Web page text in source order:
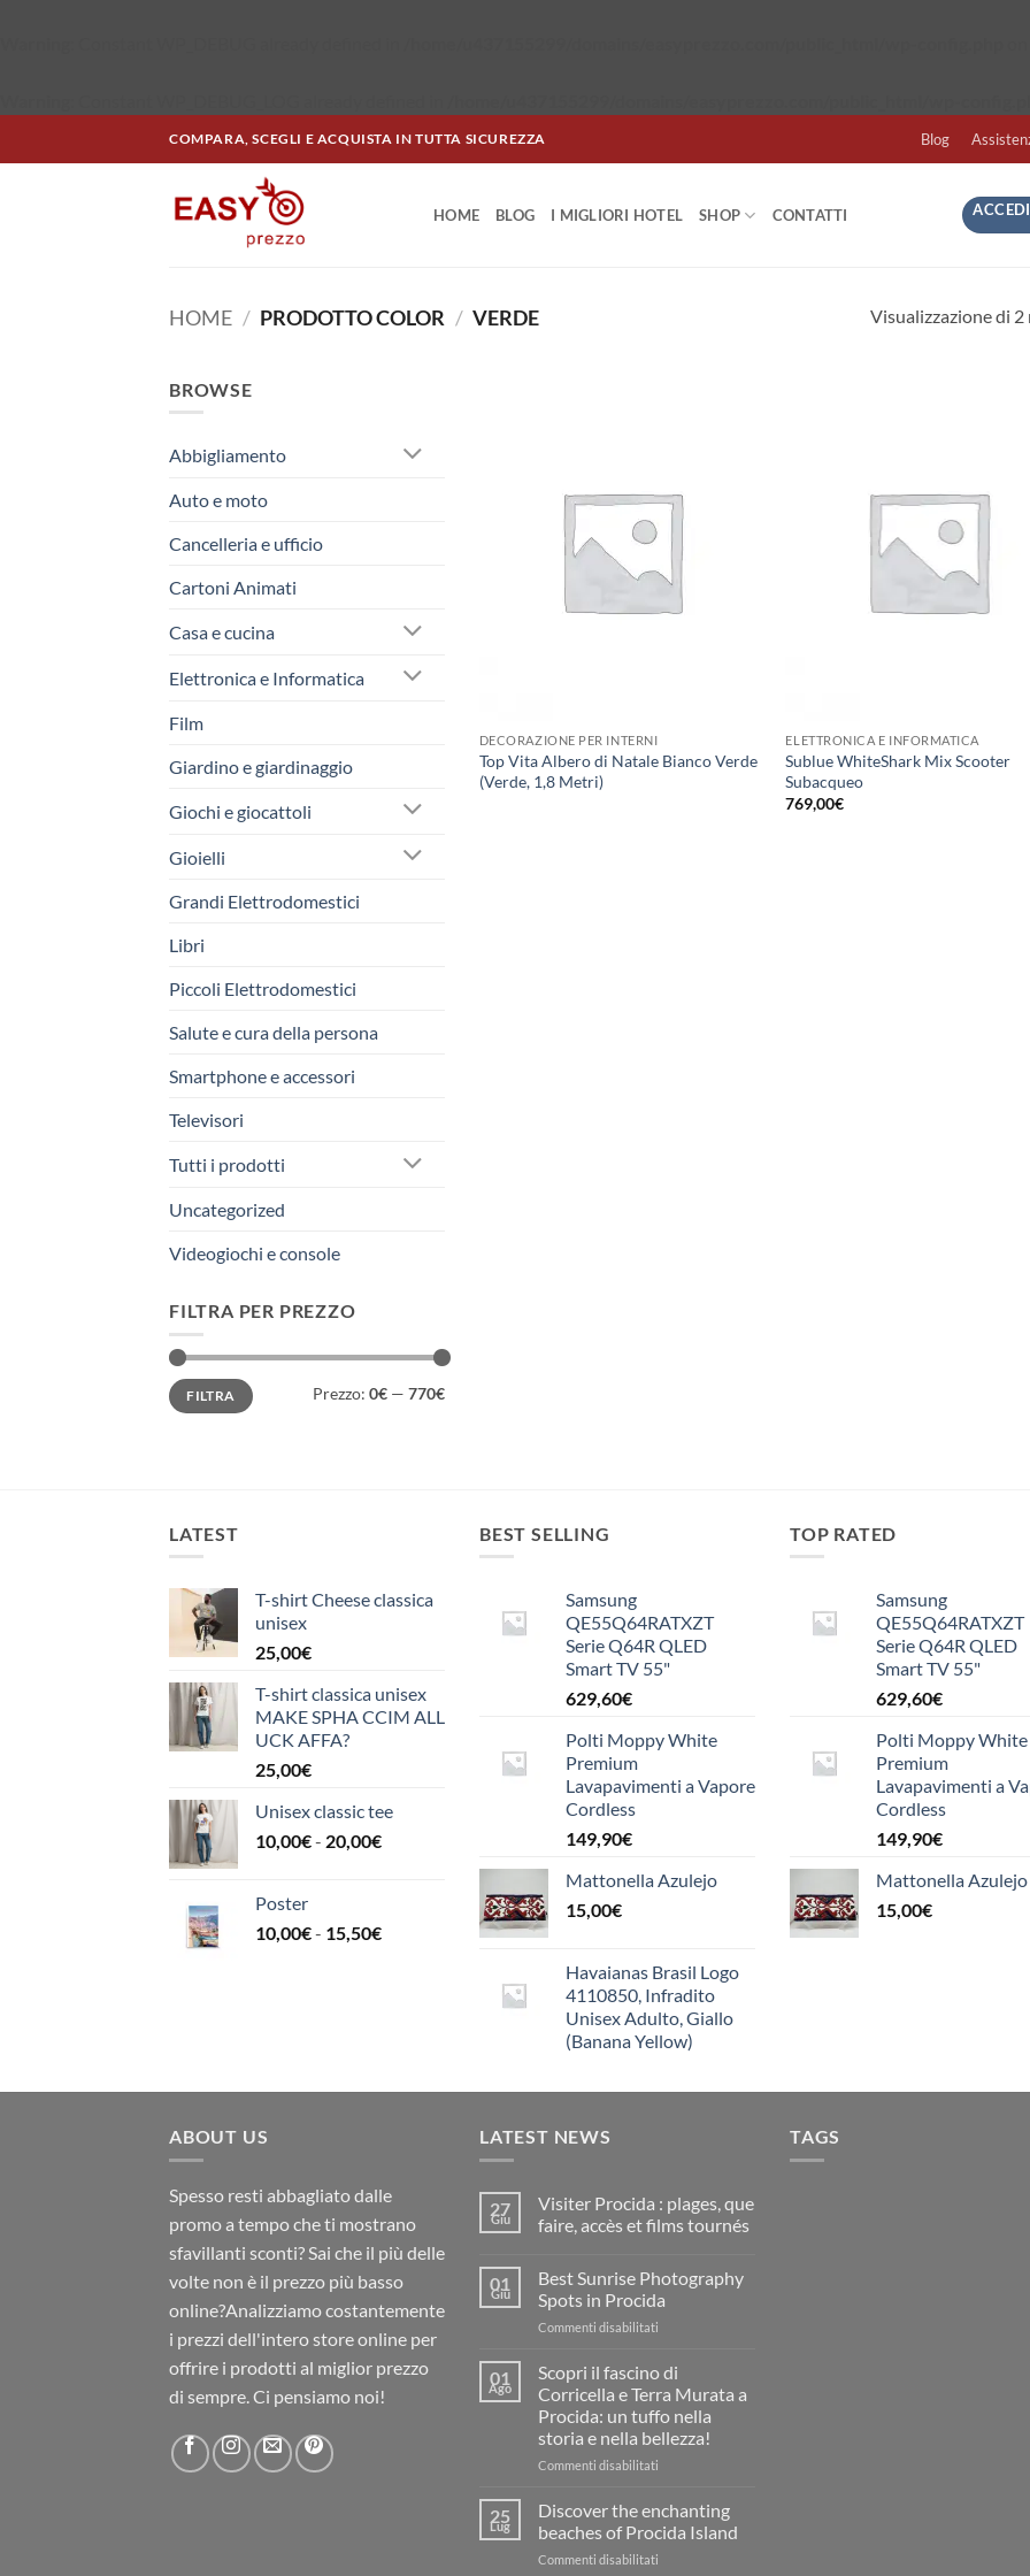
COMPARA, SCEGLI E ACQUISTA IN TUTTA SICUREZZA Blog
HOME BLOG I MIGLIORI HOTEL SHOP CONTATTI
HOME / PRODOTTO COLOR / VERDE Visualizzazione di
BROWSE
Abbigliamento
Auto e moto
Cancelleria e ufficio
Cartoni Animati
Casa e cucina
Elettronica e Informatica
Film
Giardino e giardinaggio
Giochi e giocattoli
Gioielli
Grandi Elettrodomestici
Libri
Piccoli Elettrodomestici
Salute e cura della persona
Smartphone e accessori
Televisori
Tutti i prodotti
Uncategorized
Videogiochi e console
FILTRA PER PREZZO
Prezzo
Min
Prezzo
MaxFILTRA Prezzo: 0€ — 770€
DECORAZIONE PER INTERNI
Top Vita Albero di Natale Bianco Verde
(Verde, 1,8 Metri)
ELETTRONICA E INFORMATICA
Sublue WhiteShark Mix Scooter
Subacqueo
769,00€
LATEST
T-shirt Cheese classica
unisex
25,00€
T-shirt classica unisex
MAKE SPHA CCIM ALL
UCK AFFA?
25,00€
Unisex classic tee
10,00€- 20,00€Fascia
10,00€
Poster
10,00€- 15,50€Fascia
BEST SELLING
Samsung
QE55Q64RATXZT
Serie Q64R QLED
Smart TV 55"
629,60€
Polti Moppy White
Premium
Lavapavimenti a Vapore
Cordless
149,90€
Mattonella Azulejo
15,00€
Havaianas Brasil Logo
4110850, Infradito
Unisex Adulto, Giallo
(Banana Yellow)
TOP RATED
Samsung
QE55Q64RATXZT
Serie Q64R QLED
Smart TV 55"
629,60€
Polti Moppy White
Premium
Lavapavimenti a
Cordless
149,90€
Mattonella Azulejo
15,00€
ABOUT US
Spesso resti abbagliato dalle
promo a tempo che ti mostrano
sfavillanti sconti? Sai che il più delle
volte non è il prezzo più basso
online?Analizziamo costantemente
i prezzi dell'intero store online per
offrire i prodotti al miglior prezzo
di sempre. Ci pensiamo noi!
LATEST NEWS
27
Giu
Visiter Procida : plages, que
faire, accès et films tournés
su
Visiter
Procida
plages,
faire,
accès
et
films
tournés
01
Giu
Best Sunrise Photography
Spots in Procida
Commenti disabilitati
Sunrise
Photography
Spots
in
Procida
01
Ago
Scopri il fascino di
Corricella e Terra Murata a
Procida: un tuffo nella
storia e nella bellezza!
Commenti disabilitati
fascino
di
25
Lug
Discover the enchanting
beaches of Procida Island
Commenti disabilitati
TAGS